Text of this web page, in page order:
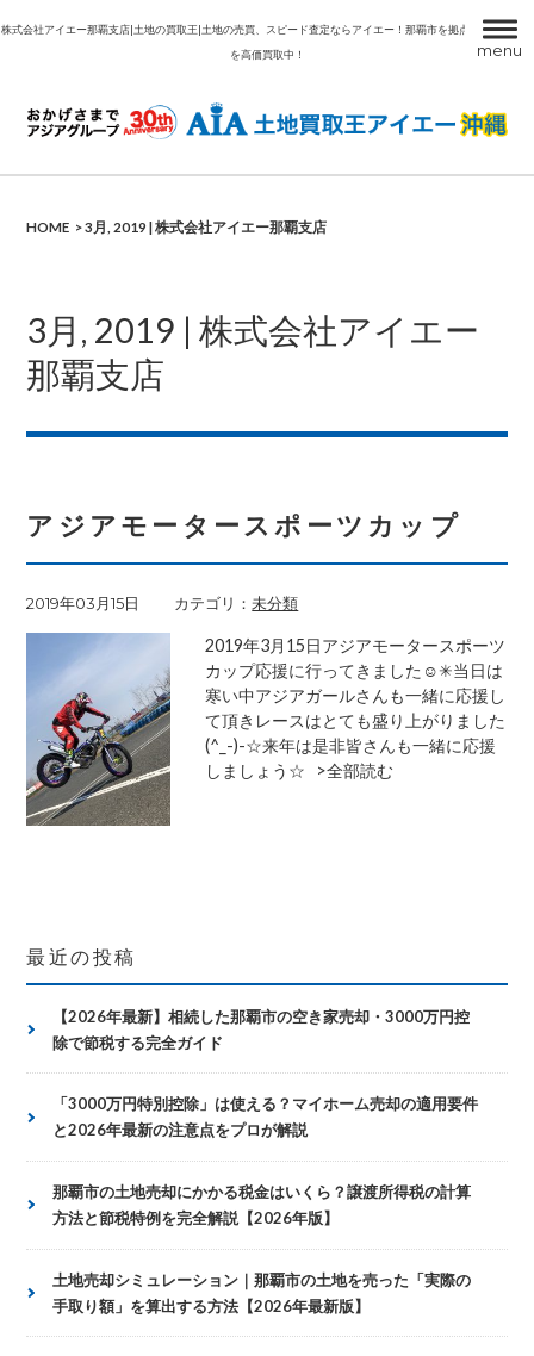
株式会社アイエー那覇支店|土地の買取王|土地の売買、スピード査定ならアイエー！那覇市を拠点に沖縄の土地
を高価買取中！
menu
HOME 3月, 2019 | 株式会社アイエー那覇支店
3月, 2019 | 株式会社アイエー
那覇支店
アジアモータースポーツカップ
2019年03月15日 カテゴリ 未分類
2019年3月15日アジアモータースポーツ
カップ応援に行ってきました☺✳当日は
寒い中アジアガールさんも一緒に応援し
て頂きレースはとても盛り上がりました
(^_-)-☆来年は是非皆さんも一緒に応援
しましょう☆
>全部読む
最近の投稿
【2026年最新】相続した那覇市の空き家売却・3000万円控
除で節税する完全ガイド
「3000万円特別控除」は使える？マイホーム売却の適用要件
と2026年最新の注意点をプロが解説
那覇市の土地売却にかかる税金はいくら？譲渡所得税の計算
方法と節税特例を完全解説【2026年版】
土地売却シミュレーション｜那覇市の土地を売った「実際の
手取り額」を算出する方法【2026年最新版】